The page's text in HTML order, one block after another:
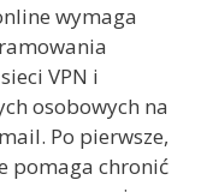
wymaga
VPN i
osobowych na
Po pierwsze,
pomaga chronić